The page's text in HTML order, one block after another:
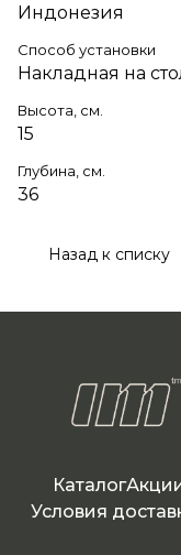
Индонезия
Способ установки
Накладная на
Высота, см.
15
Глубина, см.
36
Назад к списку
Каталог
Условия